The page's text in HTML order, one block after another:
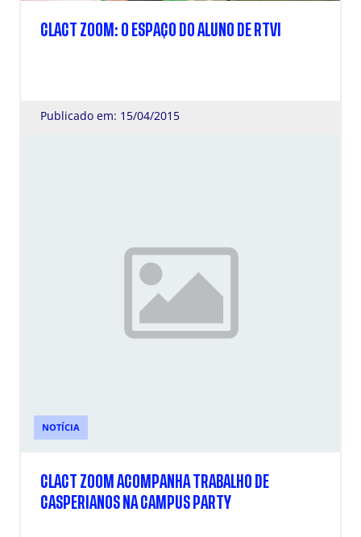
CLACT ZOOM: O ESPAÇO DO ALUNO DE RTVI
Publicado em: 15/04/2015
NOTÍCIA
CLACT ZOOM ACOMPANHA TRABALHO DE
CASPERIANOS NA CAMPUS PARTY